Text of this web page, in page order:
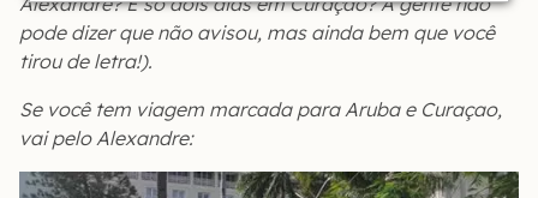
pode dizer que não avisou, mas ainda bem que você
tirou de letra!).
Se você tem viagem marcada para Aruba e Curaçao,
vai pelo Alexandre: